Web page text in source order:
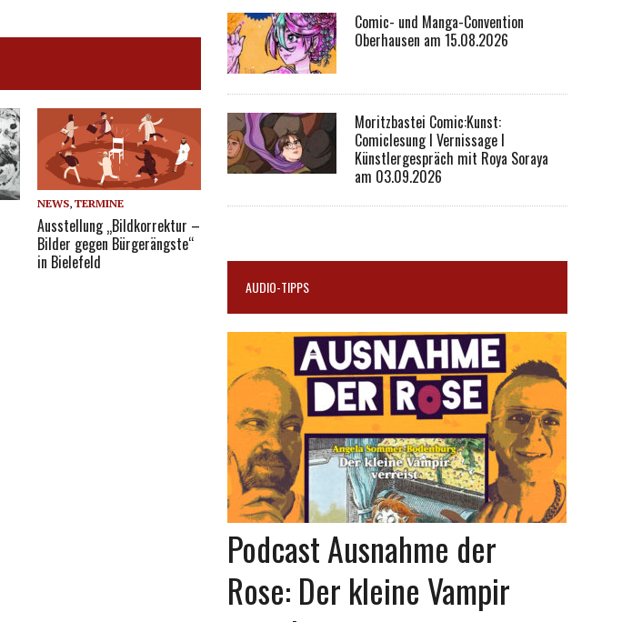
NEWS,TERMINE
Ausstellung „Bildkorrektur –
Bilder gegen Bürgerängste“
in Bielefeld
Comic- und Manga-Convention
Oberhausen am 15.08.2026
Moritzbastei Comic:Kunst:
Comiclesung I Vernissage I
Künstlergespräch mit Roya Soraya
am 03.09.2026
AUDIO-TIPPS
Podcast Ausnahme der
Rose: Der kleine Vampir